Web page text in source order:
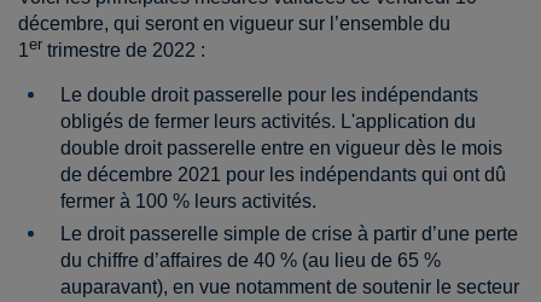
décembre, qui seront en vigueur sur l’ensemble du
1er trimestre de 2022 :
Le double droit passerelle pour les indépendants
obligés de fermer leurs activités. L'application du
double droit passerelle entre en vigueur dès le mois
de décembre 2021 pour les indépendants qui ont dû
fermer à 100 % leurs activités.
Le droit passerelle simple de crise à partir d’une perte
du chiffre d’affaires de 40 % (au lieu de 65 %
auparavant), en vue notamment de soutenir le secteur